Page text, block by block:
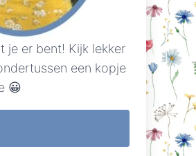
je er bent! Kijk lekker
een kopje
😀